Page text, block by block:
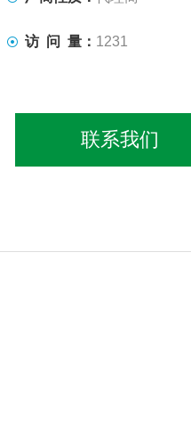
访 问 量： 1231
联系我们